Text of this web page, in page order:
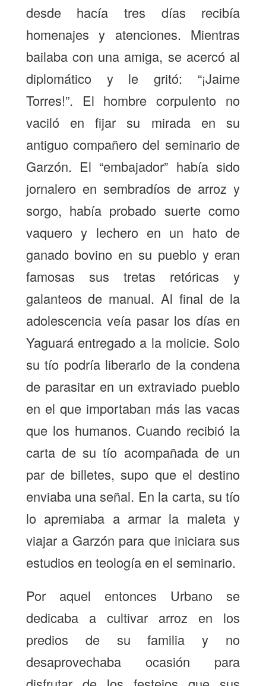
desde hacía tres días recibía
homenajes y atenciones. Mientras
bailaba con una amiga, se acercó al
diplomático y le gritó: “¡Jaime
Torres!”. El hombre corpulento no
vaciló en fijar su mirada en su
antiguo compañero del seminario de
Garzón. El “embajador” había sido
jornalero en sembradíos de arroz y
sorgo, había probado suerte como
vaquero y lechero en un hato de
ganado bovino en su pueblo y eran
famosas sus tretas retóricas y
galanteos de manual. Al final de la
adolescencia veía pasar los días en
Yaguará entregado a la molicie. Solo
su tío podría liberarlo de la condena
de parasitar en un extraviado pueblo
en el que importaban más las vacas
que los humanos. Cuando recibió la
carta de su tío acompañada de un
par de billetes, supo que el destino
enviaba una señal. En la carta, su tío
lo apremiaba a armar la maleta y
viajar a Garzón para que iniciara sus
estudios en teología en el seminario.
Por aquel entonces Urbano se
dedicaba a cultivar arroz en los
predios de su familia y no
desaprovechaba ocasión para